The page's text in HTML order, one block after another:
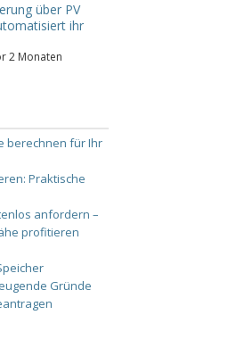
über PV
ihr
2 Monaten
berechnen für Ihr
Praktische
anfordern –
profitieren
Gründe